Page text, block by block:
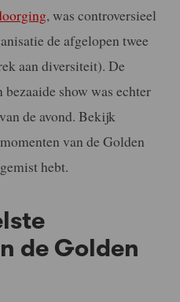
, was controversieel
de afgelopen twee
aan diversiteit). De
show was echter
de avond. Bekijk
van de Golden
hebt.
de Golden